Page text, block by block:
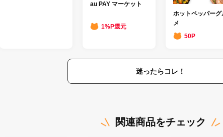
au PAY マーケット
1%P還元
ホットペッパーグ
メ
50P
迷ったらコレ！
関連商品をチェック